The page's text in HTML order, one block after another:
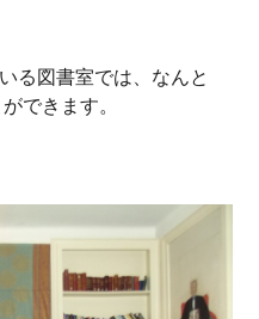
る図書室では、なんと
できます。